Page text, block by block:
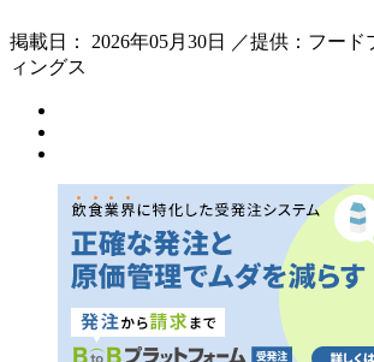
掲載日： 2026年05月30日 ／提供：フー
ィングス